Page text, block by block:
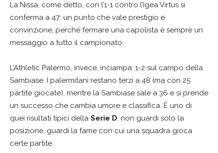
La Nissa, come detto, con l’1-1 contro l’Igea Virtus si
conferma a 47: un punto che vale prestigio e
convinzione, perché fermare una capolista è sempre un
messaggio a tutto il campionato.
L’Athletic Palermo, invece, inciampa: 1-2 sul campo della
Sambiase. I palermitani restano terzi a 48 (ma con 25
partite giocate), mentre la Sambiase sale a 36 e si prende
un successo che cambia umore e classifica. È uno di
quei risultati tipici della Serie D: non guardi solo la
posizione, guardi la fame con cui una squadra gioca
certe partite.